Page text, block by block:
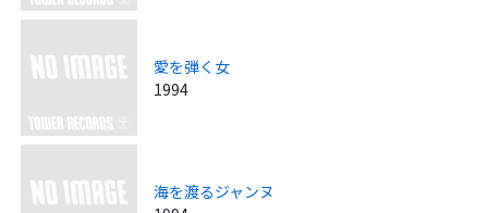
愛を弾く女
1994
海を渡るジャンヌ